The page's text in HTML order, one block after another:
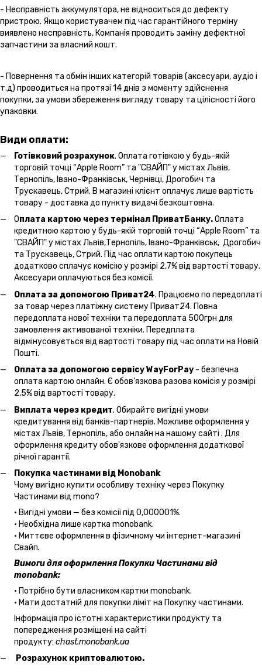
- Несправність аккумулятора, не відноситься до дефекту
пристрою. Якщо користувачем під час гарантійного терміну
виявлено несправність, Компанія проводить заміну дефектної
запчастини за власний кошт.
- Повернення та обмін інших категорій товарів (аксесуари, аудіо і
т.д) проводиться на протязі 14 днів з моменту здійснення
покупки, за умови збереження вигляду товару та цілісності його
упаковки.
Види оплати:
Готівковий розрахунок. Оплата готівкою у будь-якій
торговій точці “Apple Room” та "СВАЙП" у містах Львів,
Тернопіль, Івано-Франківськ, Чернівці, Дрогобич та
Трускавець, Стрий. В магазині клієнт оплачує лише вартість
товару - доставка до пункту видачі безкоштовна.
Оплата картою через термінал ПриватБанку.Оплата
кредитною картою у будь-якій торговій точці “Apple Room” та
"СВАЙП" у містах Львів,Тернопіль, Івано-Франківськ, Дрогобич
та Трускавець, Стрий. Під час оплати картою покупець
додатково сплачує комісію у розмірі 2,7% від вартості товару.
Аксесуари оплачуються без комісії.
Оплата за допомогою Приват24. Працюємо по передоплаті
за товар через платіжну систему Приват24. Повна
передоплата нової техніки та передоплата 500грн для
замовлення активованої техніки. Передплата
відмінусовується від вартості товару під час оплати на Новій
Пошті.
Оплата за допомогою сервісу WayForPay - безпечна
оплата картою онлайн. Є обов'язкова разова комісія у розмірі
2,5% від вартості товару.
Виплата через кредит. Обирайте вигідні умови
кредитування від банків-партнерів. Можливе оформлення у
містах Львів, Тернопіль, або онлайн на нашому сайті . Для
оформлення кредиту обов'язкове оформлення додаткової
річної гарантії.
Покупка частинами від Monobank
Чому вигідно купити особливу техніку через Покупку
Частинами від mono?
• Вигідні умови — без комісії під 0,000001%.
• Необхідна лише картка monobank.
• Миттєве оформлення в фізичному чи інтернет-магазині
Cвайп.
Вимоги для оформлення Покупки Частинами від
monobank:
• Потрібно бути власником картки monobank.
• Мати достатній для покупки ліміт на Покупку частинами.
Інформація про істотні характеристики продукту та
попередження розміщені на сайті
продукту: chast.monobank.ua
Розрахунок криптовалютою.